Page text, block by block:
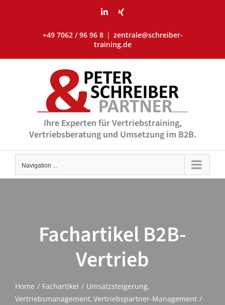
LinkedIn
Xing
+49 7062 / 96 96 8 | zentrale@schreiber-
training.de
Ihre Experten für Vertriebstraining,
Vertriebsberatung und Umsetzung im B2B.
Navigation ...
Fachartikel B2B-
Vertrieb
Home Fachartikel
Umsatzsteigerung
Vertriebsmanagement Vertriebspartner-Management